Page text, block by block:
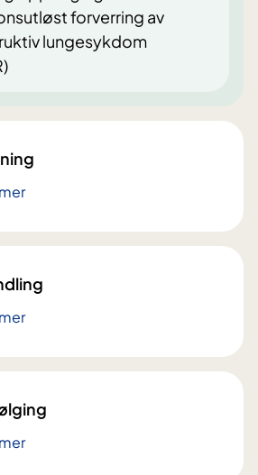
forverring av
lungesykdom